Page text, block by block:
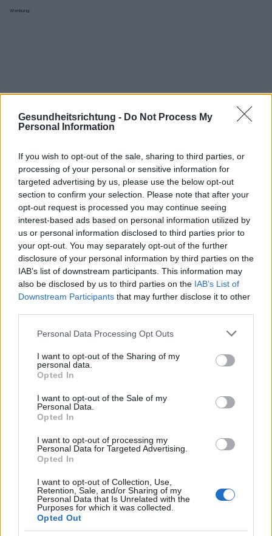
Gesundheitsrichtung - Do Not Process My
Personal Information
If you wish to opt-out of the sale, sharing to third parties, or
processing of your personal or sensitive information for
targeted advertising by us, please use the below opt-out
section to confirm your selection. Please note that after your
opt-out request is processed you may continue seeing
interest-based ads based on personal information utilized by
us or personal information disclosed to third parties prior to
your opt-out. You may separately opt-out of the further
disclosure of your personal information by third parties on the
IAB’s list of downstream participants. This information may
also be disclosed by us to third parties on the IAB’s List of
Downstream Participants that may further disclose it to other
Please note that this website/app uses one or more Google
not limited to your visit or usage behaviour. You may click to
grant or deny consent to Google and its third-party tags to
use your data for below specified purposes in below Google
consent section.
Personal Data Processing Opt Outs
I want to opt-out of the Sharing of my
personal data.
Opted In
I want to opt-out of the Sale of my
Personal Data.
Opted In
I want to opt-out of processing my
Personal Data for Targeted Advertising.
Opted In
I want to opt-out of Collection, Use,
Retention, Sale, and/or Sharing of my
Personal Data that Is Unrelated with the
Purposes for which it was collected.
Opted Out
Werbung:
Interessant? Teilen sie es auf Facebook!
Möchten Sie auf dem Laufenden bleiben?
Folgen Sie uns auf
Google
News
Arbeits-organisation
Fachliche unterstützung Geistige-gesundheit
Produktivität bei der arbeit Stressabbau Technologie
Sehen Sie es auch auf
polskim